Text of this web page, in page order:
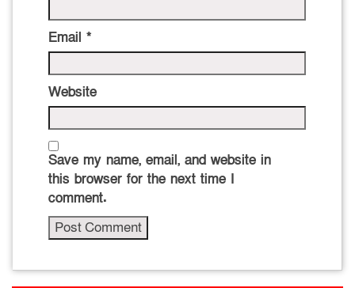
Email *
Website
Save my name, email, and website in
this browser for the next time I
comment.